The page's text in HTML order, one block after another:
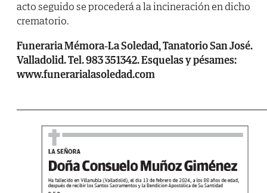
acto seguido se procederá a la incineración en dicho
crematorio.
Funeraria Mémora-La Soledad, Tanatorio San José.
Valladolid. Tel. 983 351342. Esquelas y pésames:
www.funerarialasoledad.com